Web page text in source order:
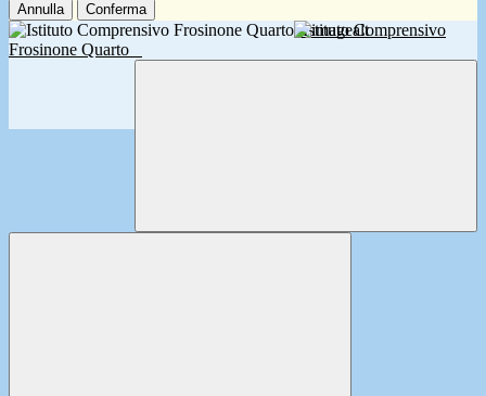
Annulla Conferma
Istituto Comprensivo
Frosinone Quarto